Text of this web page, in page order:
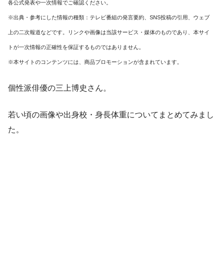
各公式発表や一次情報でご確認ください。
※出典・参考にした情報の種類：テレビ番組の発言要約、SNS投稿の引用、ウェブ
上の二次報道などです。リンクや画像は当該サービス・媒体のものであり、本サイ
トが一次情報の正確性を保証するものではありません。
※本サイトのコンテンツには、商品プロモーションが含まれています。
個性派俳優の三上博史さん。
若い頃の画像や出身校・身長体重についてまとめてみまし
た。